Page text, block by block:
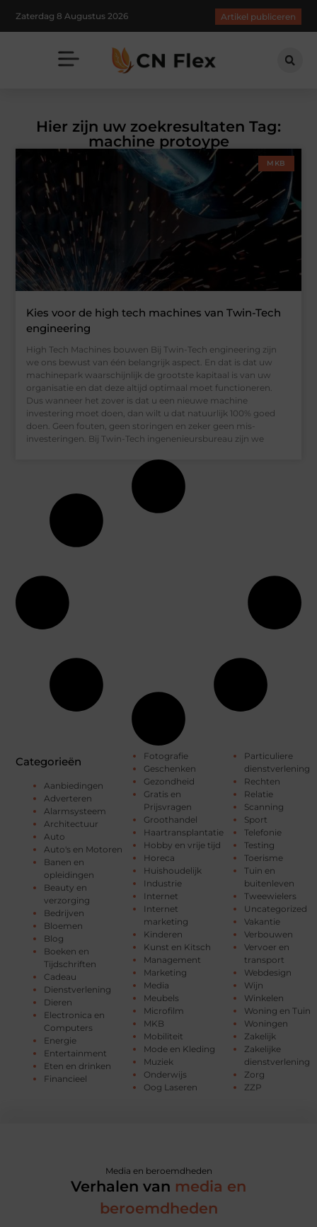
Zaterdag 8 Augustus 2026 Artikel publiceren
Hier zijn uw zoekresultaten Tag:
machine protoype
MKB
Kies voor de high tech machines van Twin-Tech
engineering
High Tech Machines bouwen Bij Twin-Tech engineering zijn
we ons bewust van één belangrijk aspect. En dat is dat uw
machinepark waarschijnlijk de grootste kapitaal is van uw
organisatie en dat deze altijd optimaal moet functioneren.
Dus wanneer het zover is dat u een nieuwe machine
investering moet doen, dan wilt u dat natuurlijk 100% goed
doen. Geen fouten, geen storingen en zeker geen mis-
investeringen. Bij Twin-Tech ingenenieursbureau zijn we
Categorieën
Aanbiedingen
Adverteren
Alarmsysteem
Architectuur
Auto
Auto's en Motoren
Banen en
opleidingen
Beauty en
verzorging
Bedrijven
Bloemen
Blog
Boeken en
Tijdschriften
Cadeau
Dienstverlening
Dieren
Electronica en
Computers
Energie
Entertainment
Eten en drinken
Financieel
Fotografie
Geschenken
Gezondheid
Gratis en
Prijsvragen
Groothandel
Haartransplantatie
Hobby en vrije tijd
Horeca
Huishoudelijk
Industrie
Internet
Internet
marketing
Kinderen
Kunst en Kitsch
Management
Marketing
Media
Meubels
Microfilm
MKB
Mobiliteit
Mode en Kleding
Muziek
Onderwijs
Oog Laseren
Particuliere
dienstverlening
Rechten
Relatie
Scanning
Sport
Telefonie
Testing
Toerisme
Tuin en
buitenleven
Tweewielers
Uncategorized
Vakantie
Verbouwen
Vervoer en
transport
Webdesign
Wijn
Winkelen
Woning en Tuin
Woningen
Zakelijk
Zakelijke
dienstverlening
Zorg
ZZP
Media en beroemdheden
Verhalen van media en
beroemdheden